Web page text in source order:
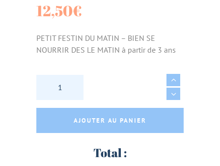
12,50€
PETIT FESTIN DU MATIN – BIEN SE
NOURRIR DES LE MATIN à partir de 3 ans
PETIT FESTIN DU MATIN - BIEN SE
AJOUTER AU PANIER
Total :